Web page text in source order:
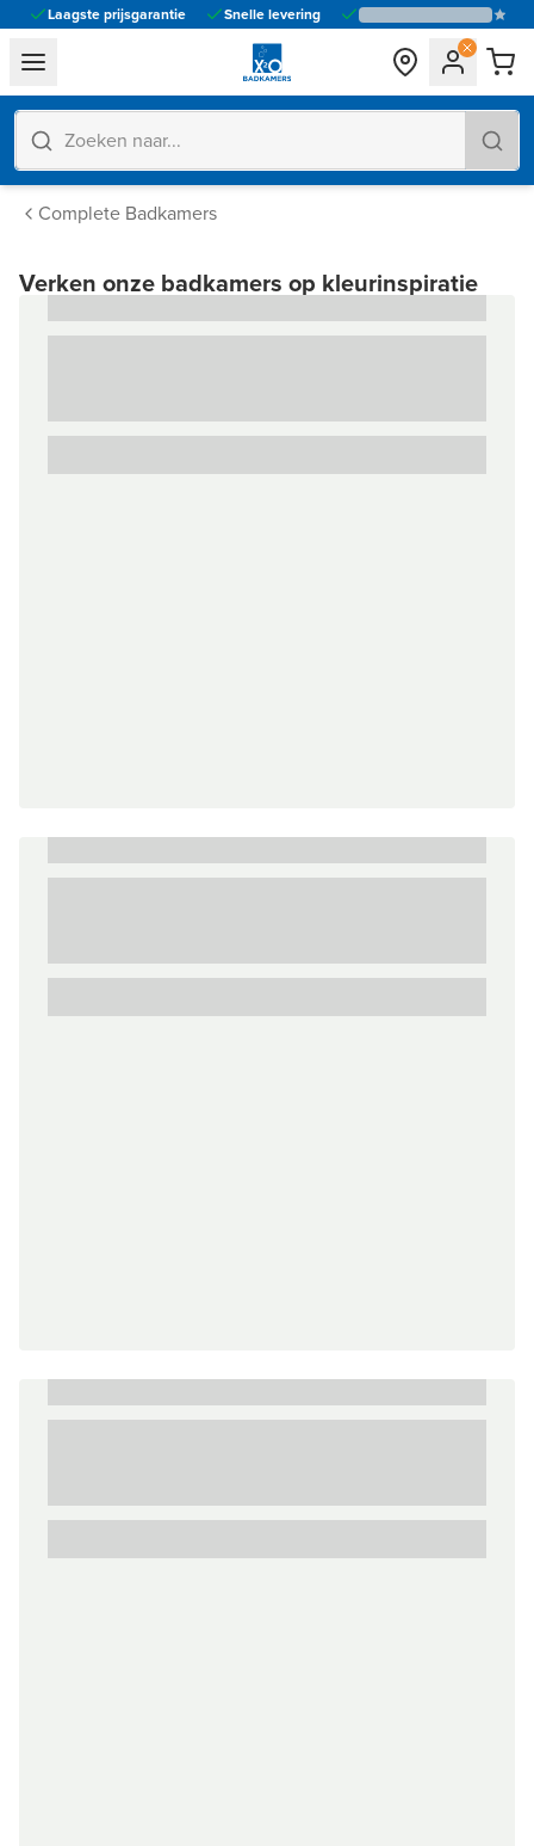
Laagste prijsgarantie Snelle levering
general.navigation.toggle_menu.label
Complete Badkamers
Verken onze badkamers op kleurinspiratie